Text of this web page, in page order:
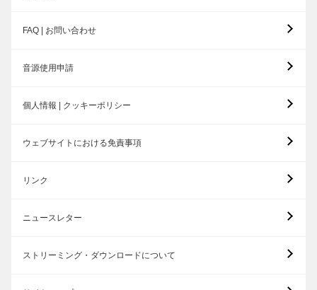
FAQ | お問い合わせ
音源使用申請
個人情報 | クッキーポリシー
ウェブサイトにおける免責事項
リンク
ニュースレター
ストリーミング・ダウンロードについて